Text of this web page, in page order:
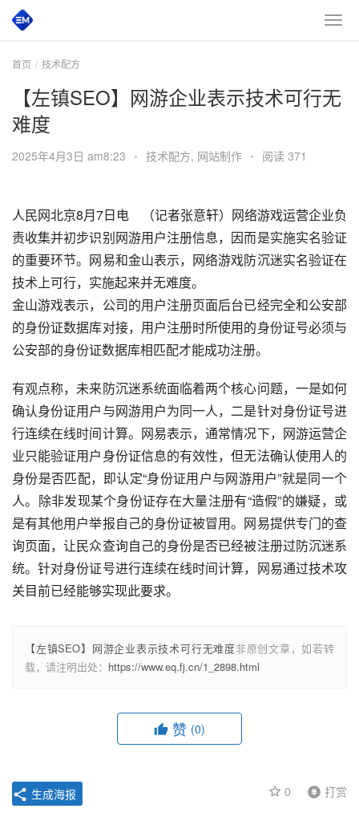
首页 技术配方
【左镇SEO】网游企业表示技术可行无
难度
2025年4月3日 am8:23 • 技术配方, 网站制作 • 阅读 371
人民网北京8月7日电　（记者张意轩）网络游戏运营企业负
责收集并初步识别网游用户注册信息，因而是实施实名验证
的重要环节。网易和金山表示，网络游戏防沉迷实名验证在
技术上可行，实施起来并无难度。
金山游戏表示，公司的用户注册页面后台已经完全和公安部
的身份证数据库对接，用户注册时所使用的身份证号必须与
公安部的身份证数据库相匹配才能成功注册。
有观点称，未来防沉迷系统面临着两个核心问题，一是如何
确认身份证用户与网游用户为同一人，二是针对身份证号进
行连续在线时间计算。网易表示，通常情况下，网游运营企
业只能验证用户身份证信息的有效性，但无法确认使用人的
身份是否匹配，即认定“身份证用户与网游用户”就是同一个
人。除非发现某个身份证存在大量注册有“造假”的嫌疑，或
是有其他用户举报自己的身份证被冒用。网易提供专门的查
询页面，让民众查询自己的身份是否已经被注册过防沉迷系
统。针对身份证号进行连续在线时间计算，网易通过技术攻
关目前已经能够实现此要求。
【左镇SEO】网游企业表示技术可行无难度非原创文章，如若转
载，请注明出处： https://www.eq.fj.cn/1_2898.html
赞 (0)
0 打赏
生成海报